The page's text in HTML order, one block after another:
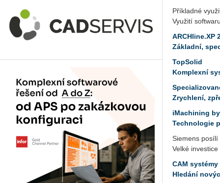
Příkladné
Využití
ARCHline.XP
Základní,
TopSolid
Komplexní
Zrychlení,
iMachining
Technologie
Siemens posílí
Velké
CAM
Hledání